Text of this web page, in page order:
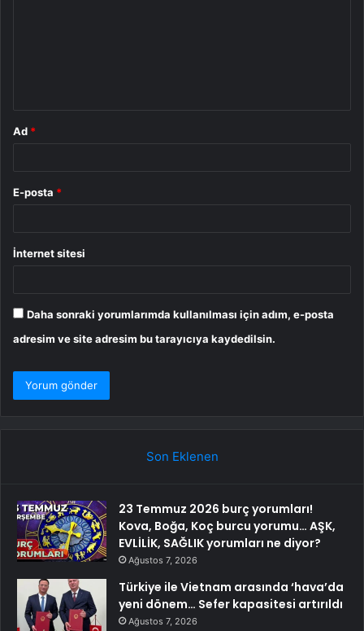
Ad *
E-posta *
İnternet sitesi
Daha sonraki yorumlarımda kullanılması için adım, e-posta
adresim ve site adresim bu tarayıcıya kaydedilsin.
Son Eklenen
23 Temmuz 2026 burç yorumları!
Kova, Boğa, Koç burcu yorumu… AŞK,
EVLİLİK, SAĞLIK yorumları ne diyor?
Ağustos 7, 2026
Türkiye ile Vietnam arasında ‘hava’da
yeni dönem… Sefer kapasitesi artırıldı
Ağustos 7, 2026